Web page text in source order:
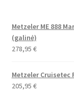
Metzeler ME 888
(galinė)
278,95 €
Metzeler Cruisetec
205,95 €